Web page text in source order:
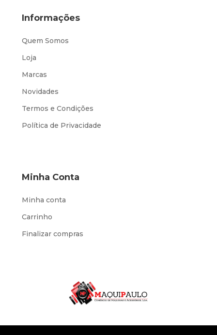
Informações
Quem Somos
Loja
Marcas
Novidades
Termos e Condições
Política de Privacidade
Minha Conta
Minha conta
Carrinho
Finalizar compras